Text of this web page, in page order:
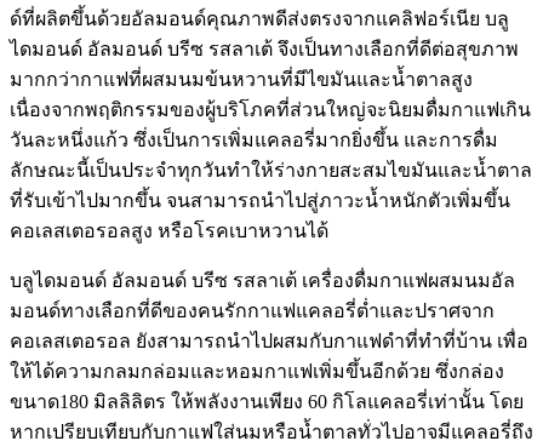
ด์ที่ผลิตขึ้นด้วยอัลมอนด์คุณภาพดีส่งตรงจากแคลิฟอร์เนีย บลู
ไดมอนด์ อัลมอนด์ บรีซ รสลาเต้ จึงเป็นทางเลือกที่ดีต่อสุขภาพ
มากกว่ากาแฟที่ผสมนมข้นหวานที่มีไขมันและน้ำตาลสูง
เนื่องจากพฤติกรรมของผู้บริโภคที่ส่วนใหญ่จะนิยมดื่มกาแฟเกิน
วันละหนึ่งแก้ว ซึ่งเป็นการเพิ่มแคลอรี่มากยิ่งขึ้น และการดื่ม
ลักษณะนี้เป็นประจำทุกวันทำให้ร่างกายสะสมไขมันและน้ำตาล
ที่รับเข้าไปมากขึ้น จนสามารถนำไปสู่ภาวะน้ำหนักตัวเพิ่มขึ้น
คอเลสเตอรอลสูง หรือโรคเบาหวานได้
บลูไดมอนด์ อัลมอนด์ บรีซ รสลาเต้ เครื่องดื่มกาแฟผสมนมอัล
มอนด์ทางเลือกที่ดีของคนรักกาแฟแคลอรี่ต่ำและปราศจาก
คอเลสเตอรอล ยังสามารถนำไปผสมกับกาแฟดำที่ทำที่บ้าน เพื่อ
ให้ได้ความกลมกล่อมและหอมกาแฟเพิ่มขึ้นอีกด้วย ซึ่งกล่อง
ขนาด180 มิลลิลิตร ให้พลังงานเพียง 60 กิโลแคลอรี่เท่านั้น โดย
หากเปรียบเทียบกับกาแฟใส่นมหรือน้ำตาลทั่วไปอาจมีแคลอรี่ถึง